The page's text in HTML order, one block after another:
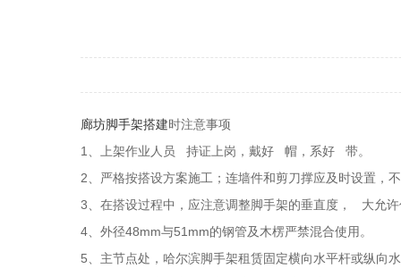
廊坊脚手架搭建时注意事项
1、上架作业人员 持证上岗，戴好 帽，系好 带。
2、严格按搭设方案施工；连墙件和剪刀撑应及时设置，
3、在搭设过程中，应注意调整脚手架的垂直度， 大允
4、外径48mm与51mm的钢管及木楞严禁混合使用。
5、主节点处，哈尔滨脚手架租赁固定横向水平杆或纵向